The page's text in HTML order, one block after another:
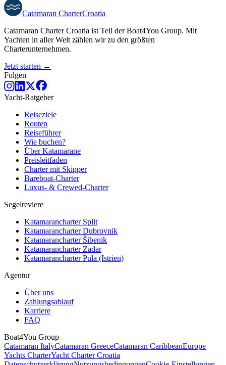
Catamaran CharterCroatia
Catamaran Charter Croatia ist Teil der Boat4You Group. Mit
Yachten in aller Welt zählen wir zu den größten
Charterunternehmen.
Jetzt starten →
Folgen
Yacht-Ratgeber
Reiseziele
Routen
Reiseführer
Wie buchen?
Über Katamarane
Preisleitfaden
Charter mit Skipper
Bareboat-Charter
Luxus- & Crewed-Charter
Segelreviere
Katamarancharter Split
Katamarancharter Dubrovnik
Katamarancharter Šibenik
Katamarancharter Zadar
Katamarancharter Pula (Istrien)
Agentur
Über uns
Zahlungsablauf
Karriere
FAQ
Boat4You Group
Catamaran ItalyCatamaran GreeceCatamaran CaribbeanEurope
Yachts CharterYacht Charter Croatia